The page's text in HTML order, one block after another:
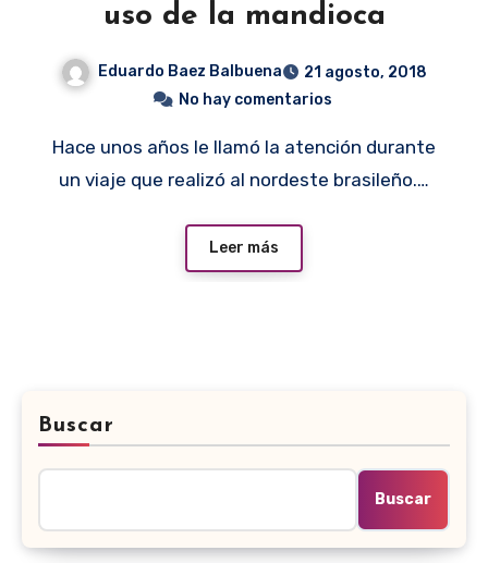
uso de la mandioca
Eduardo Baez Balbuena
21 agosto, 2018
No hay comentarios
Hace unos años le llamó la atención durante
un viaje que realizó al nordeste brasileño.…
Leer más
Buscar
Buscar